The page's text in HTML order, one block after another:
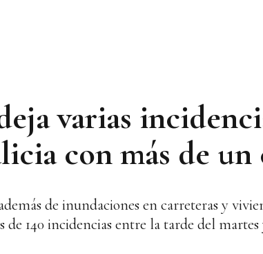
varias
con más de
de inundaciones en carreteras y
de 140 incidencias entre la tarde del